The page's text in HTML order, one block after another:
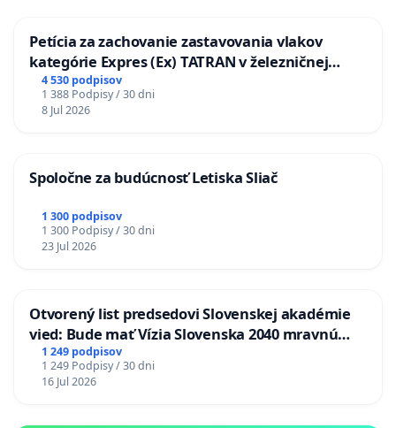
Petícia za zachovanie zastavovania vlakov
kategórie Expres (Ex) TATRAN v železničnej
stanici Púchov
4 530 podpisov
1 388 Podpisy / 30 dni
8 Jul 2026
Spoločne za budúcnosť Letiska Sliač
1 300 podpisov
1 300 Podpisy / 30 dni
23 Jul 2026
Otvorený list predsedovi Slovenskej akadémie
vied: Bude mať Vízia Slovenska 2040 mravnú
chrbticu?
1 249 podpisov
1 249 Podpisy / 30 dni
16 Jul 2026